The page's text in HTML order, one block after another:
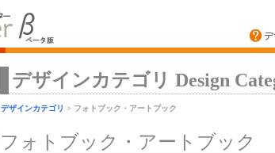
デザインカテゴリ Design
デザインカテゴリ > フォトブック・アートブック
フォトブック・アートブック